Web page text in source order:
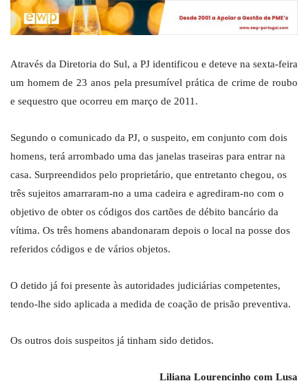
Através da Diretoria do Sul, a PJ identificou e deteve na sexta-feira
um homem de 23 anos pela presumível prática de crime de roubo
e sequestro que ocorreu em março de 2011.
Segundo o comunicado da PJ, o suspeito, em conjunto com dois
homens, terá arrombado uma das janelas traseiras para entrar na
casa. Surpreendidos pelo proprietário, que entretanto chegou, os
três sujeitos amarraram-no a uma cadeira e agrediram-no com o
objetivo de obter os códigos dos cartões de débito bancário da
vítima. Os três homens abandonaram depois o local na posse dos
referidos códigos e de vários objetos.
O detido já foi presente às autoridades judiciárias competentes,
tendo-lhe sido aplicada a medida de coação de prisão preventiva.
Os outros dois suspeitos já tinham sido detidos.
Liliana Lourencinho com Lusa